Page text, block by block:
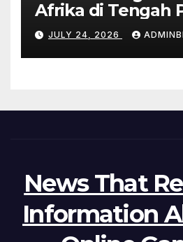
Afrika di Tengah
COVID-19
JULY 24, 2026
News That
Information